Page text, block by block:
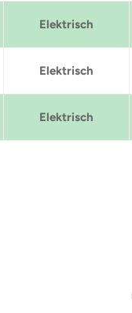
Elektrisch
Elektrisch
Elektrisch